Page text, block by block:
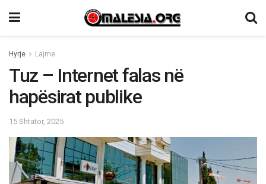
Hyrje Lajme
Tuz – Internet falas në
hapësirat publike
15 Shtator, 2025